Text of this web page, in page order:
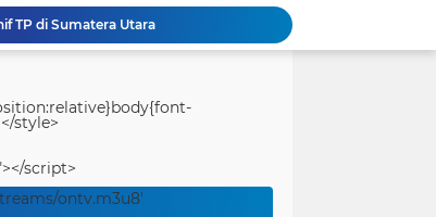
TP di Sumatera Utara
Kodim 1714/PJ Gelar Karya Bakti Merah Putih SMP Negeri 1 Mulia Kab. Puncak Jaya
style>
script>
ontv.m3u8'